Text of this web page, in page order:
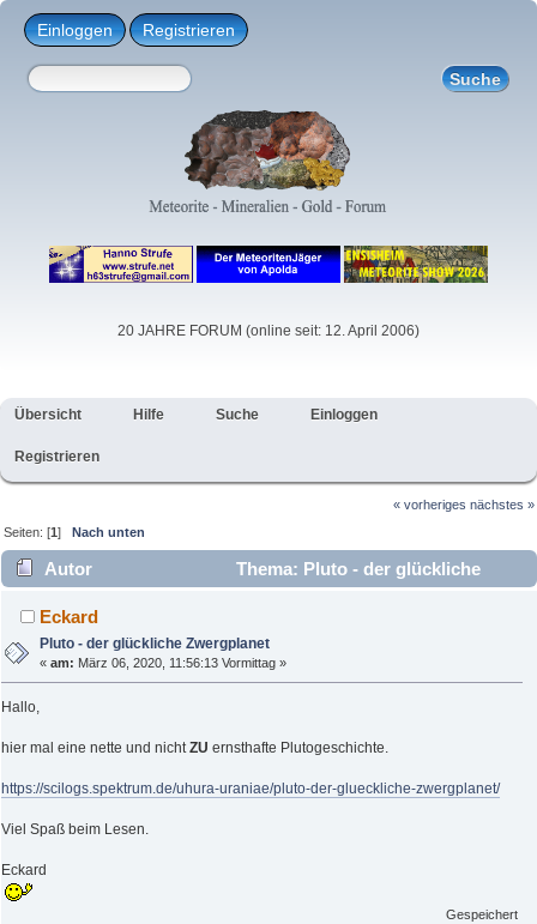
Einloggen Registrieren
20 JAHRE FORUM (online seit: 12. April 2006)
Übersicht Hilfe Suche Einloggen
Registrieren
« vorheriges nächstes »
Seiten: [1]Nach unten
Autor
Thema: Pluto - der glückliche
Zwergplanet (Gelesen 3587 mal)
Eckard
Pluto - der glückliche Zwergplanet
«am: März 06, 2020, 11:56:13 Vormittag »
Hallo,
hier mal eine nette und nichtZU ernsthafte Plutogeschichte.
https://scilogs.spektrum.de/uhura-uraniae/pluto-der-glueckliche-zwergplanet/
Viel Spaß beim Lesen.
Eckard
Gespeichert